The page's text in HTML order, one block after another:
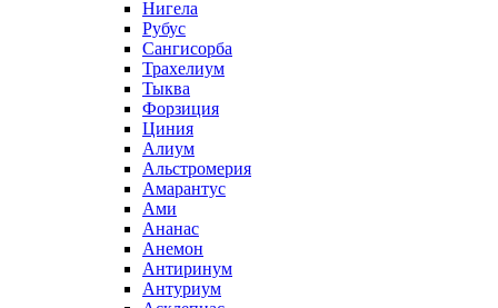
Нигела
Рубус
Сангисорба
Трахелиум
Тыква
Форзиция
Циния
Алиум
Альстромерия
Амарантус
Ами
Ананас
Анемон
Антиринум
Антуриум